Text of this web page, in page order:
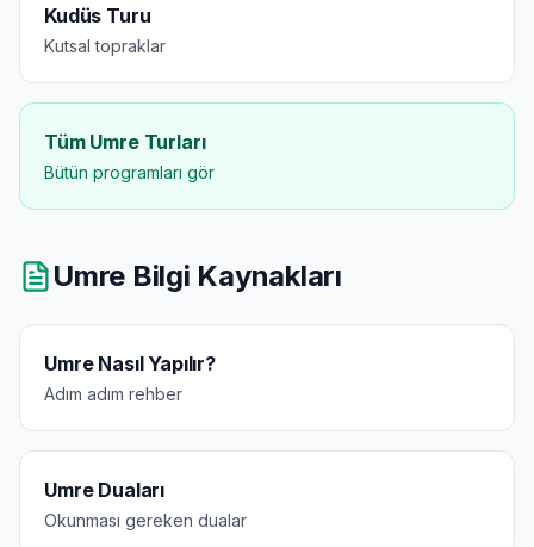
Kudüs Turu
Kutsal topraklar
Tüm Umre Turları
Bütün programları gör
Umre Bilgi Kaynakları
Umre Nasıl Yapılır?
Adım adım rehber
Umre Duaları
Okunması gereken dualar